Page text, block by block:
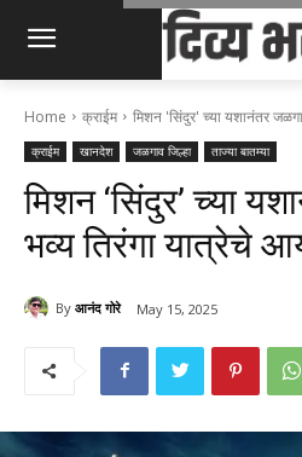
Home क्राईम मिशन 'सिंदुर' च्या यशानंतर
क्राईम खानदेश जळगाव जिल्हा ताज्या बातम्या
मिशन ‘सिंदुर’ च्या
भव्य तिरंगा यात्रेचे
By आनंद गोरे May 15, 2025